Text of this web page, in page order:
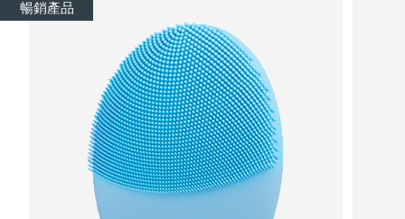
暢銷產品